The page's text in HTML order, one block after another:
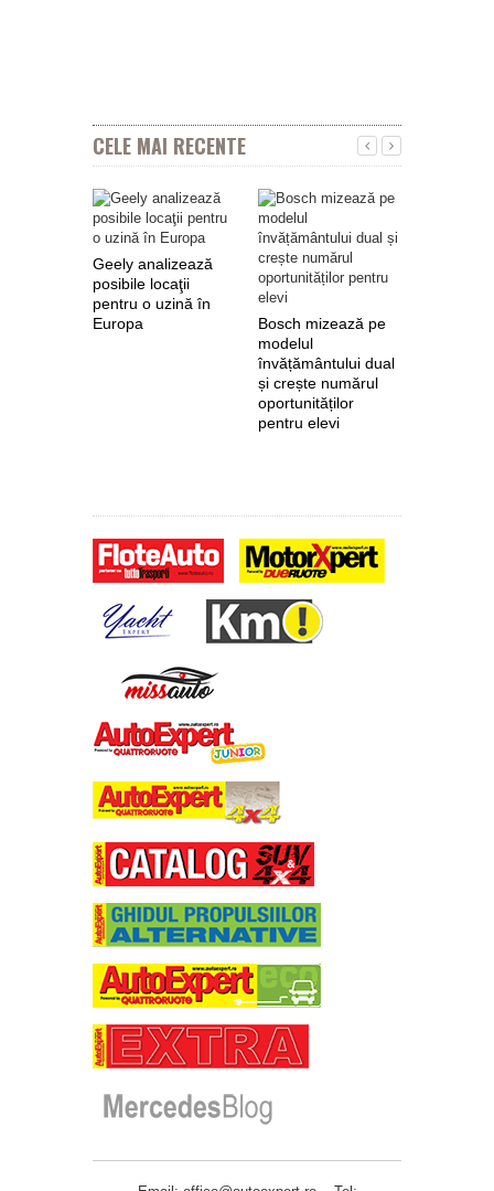
CELE MAI RECENTE
Geely analizează
posibile locaţii
pentru o uzină în
Europa
Bosch mizează pe
modelul
învățământului dual
și crește numărul
oportunităților
pentru elevi